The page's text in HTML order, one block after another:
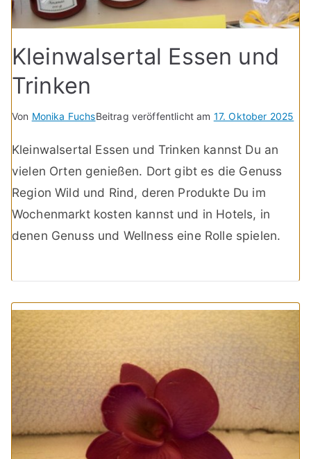
Kleinwalsertal Essen und
Trinken
Von Monika FuchsBeitrag veröffentlicht am 17. Oktober 2025
Kleinwalsertal Essen und Trinken kannst Du an
vielen Orten genießen. Dort gibt es die Genuss
Region Wild und Rind, deren Produkte Du im
Wochenmarkt kosten kannst und in Hotels, in
denen Genuss und Wellness eine Rolle spielen.